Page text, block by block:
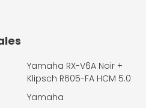
Yamaha RX-V6A Noir +
Klipsch R605-FA HCM 5.0
Yamaha